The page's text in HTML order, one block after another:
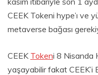
CEEK Tokeni hype’ı ve
metaverse bağası
CEEK Tokeni 8 Nisanda
yaşayabilir fakat CEEK’i